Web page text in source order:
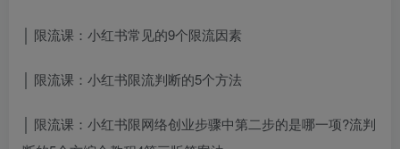
│ 限流课：小红书常见的9个限流因素
│ 限流课：小红书限流判断的5个方法
│ 限流课：小红书限网络创业步骤中第二步的是哪一项?流判